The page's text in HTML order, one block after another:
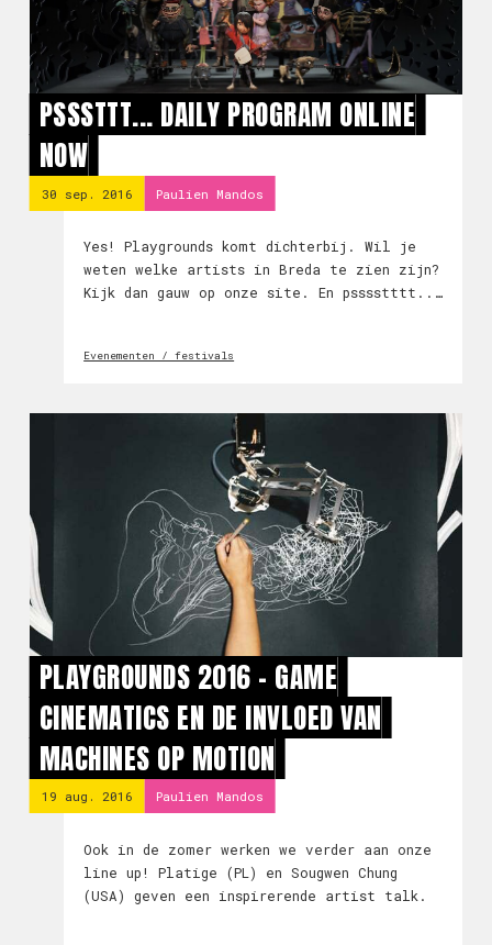
PSSSTTT... DAILY PROGRAM ONLINE
NOW
30 sep. 2016 Paulien Mandos
Yes! Playgrounds komt dichterbij. Wil je
weten welke artists in Breda te zien zijn?
Kijk dan gauw op onze site. En psssstttt...
Evenementen / festivals
PLAYGROUNDS 2016 - GAME
CINEMATICS EN DE INVLOED VAN
MACHINES OP MOTION
19 aug. 2016 Paulien Mandos
Ook in de zomer werken we verder aan onze
line up! Platige (PL) en Sougwen Chung
(USA) geven een inspirerende artist talk.